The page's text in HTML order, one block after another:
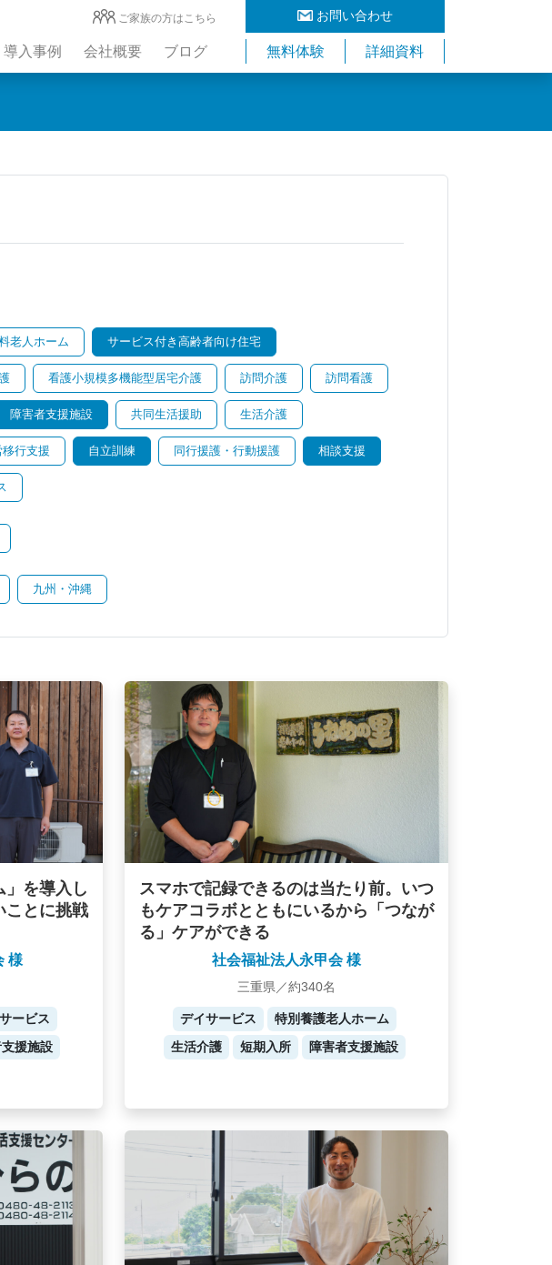
お問い合わせ
ご家族の方はこちら
導入事例 会社概要 ブログ 無料体験 詳細資料
老人ホーム サービス付き高齢者向け住宅
看護小規模多機能型居宅介護 訪問介護 訪問看護
障害者支援施設 共同生活援助 生活介護
移行支援 自立訓練 同行援護・行動援護 相談支援
九州・沖縄
」を導入し
ことに挑戦
様
ービス
援施設
スマホで記録できるのは当たり前。いつ
もケアコラボとともにいるから「つなが
る」ケアができる
社会福祉法人永甲会 様
三重県／約340名
デイサービス
特別養護老人ホーム
生活介護
短期入所 障害者支援施設